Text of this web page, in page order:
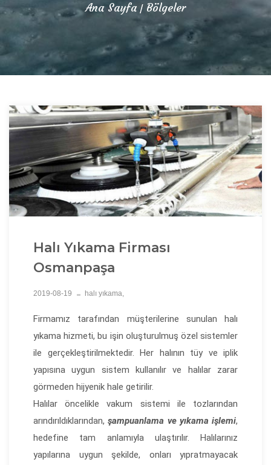
Ana Sayfa Bölgeler
Halı Yıkama Firması
Osmanpaşa
2019-08-19 halı yıkama,
Firmamız tarafından müşterilerine sunulan halı
yıkama hizmeti, bu işin oluşturulmuş özel sistemler
ile gerçekleştirilmektedir. Her halının tüy ve iplik
yapısına uygun sistem kullanılır ve halılar zarar
görmeden hijyenik hale getirilir.
Halılar öncelikle vakum sistemi ile tozlarından
arındırıldıklarından,şampuanlama ve yıkama işlemi,
hedefine tam anlamıyla ulaştırılır. Halılarınız
yapılarına uygun şekilde, onları yıpratmayacak